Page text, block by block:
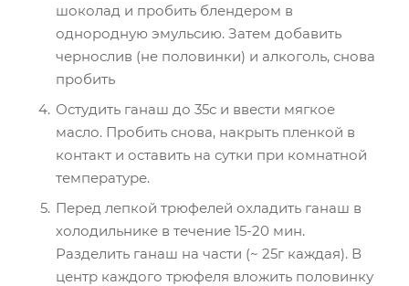
шоколад и пробить блендером в
однородную эмульсию. Затем добавить
чернослив (не половинки) и алкоголь, снова
пробить
Остудить ганаш до 35с и ввести мягкое
масло. Пробить снова, накрыть пленкой в
контакт и оставить на сутки при комнатной
температуре.
Перед лепкой трюфелей охладить ганаш в
холодильнике в течение 15-20 мин.
Разделить ганаш на части (~ 25г каждая). В
центр каждого трюфеля вложить половинку